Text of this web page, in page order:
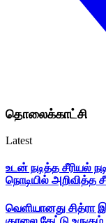
தொலைக்காட்சி
Latest
உடன் நடித்த சீரியல்
நொடியில் அறிவித்த
வெளியானது சித்ரா
குரலை கேட்டு